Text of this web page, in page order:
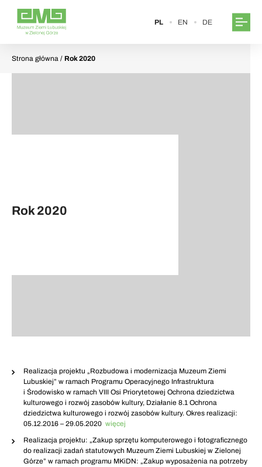
PL EN DE
Strona główna / Rok 2020
Rok 2020
Realizacja projektu „Rozbudowa i modernizacja Muzeum Ziemi
Lubuskiej” w ramach Programu Operacyjnego Infrastruktura
i Środowisko w ramach VIII Osi Priorytetowej Ochrona dziedzictwa
kulturowego i rozwój zasobów kultury, Działanie 8.1 Ochrona
dziedzictwa kulturowego i rozwój zasobów kultury. Okres realizacji:
05.12.2016 – 29.05.2020 więcej
Realizacja projektu: „Zakup sprzętu komputerowego i fotograficznego
do realizacji zadań statutowych Muzeum Ziemi Lubuskiej w Zielonej
Górze” w ramach programu MKiDN: „Zakup wyposażenia na potrzeby